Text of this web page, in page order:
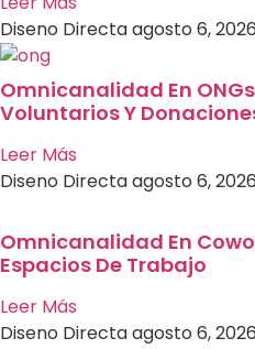
Diseno Directaagosto 6, 2026
Omnicanalidad En
Voluntarios Y
Leer Más
Diseno Directaagosto 6, 2026
Omnicanalidad En
Espacios De Trabajo
Leer Más
Diseno Directaagosto 6, 2026